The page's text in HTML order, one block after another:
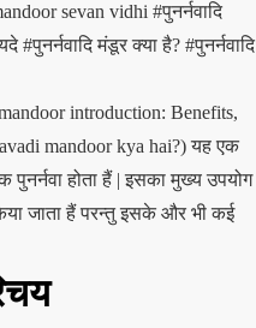
sevan vidhi #पुनर्नवादि
#पुनर्नवादि मंडूर क्या है? #पुनर्नवादि
introduction: Benefits,
mandoor kya hai?) यह एक
होता हैं | इसका मुख्य उपयोग
जाता हैं परन्तु इसके और भी कई